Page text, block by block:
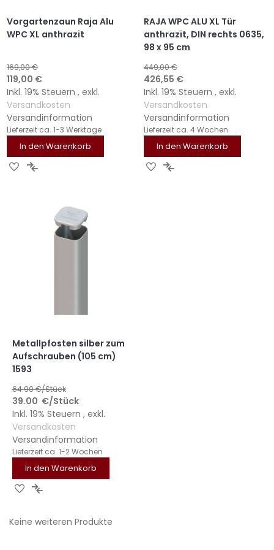
Vorgartenzaun Raja Alu
WPC XL anthrazit
169,00 €
Sonderangebot
119,00 €
Inkl. 19% Steuern , exkl.
Versandkosten
Versandinformation
Lieferzeit ca. 1-3 Werktage
In den Warenkorb
ZURZUR
RAJA WPC ALU XL Tür
anthrazit, DIN rechts 0635,
98 x 95 cm
449,00 €
Sonderangebot
426,55 €
Inkl. 19% Steuern , exkl.
Versandkosten
Versandinformation
Lieferzeit ca. 4 Wochen
In den Warenkorb
ZURZUR
Metallpfosten silber zum
Aufschrauben (105 cm)
1593
64.90€/Stück
39.00 €/Stück
Inkl. 19% Steuern , exkl.
Versandkosten
Versandinformation
Lieferzeit ca. 1-2 Wochen
In den Warenkorb
ZUR
HINZUFÜGEN
ZUR
HINZUFÜGEN
Keine weiteren Produkte